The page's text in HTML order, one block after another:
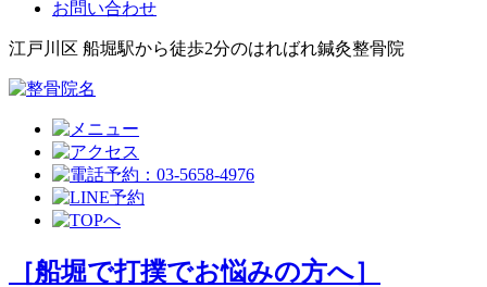
お問い合わせ
江戸川区 船堀駅から徒歩2分のはればれ鍼灸整骨院
［船堀で打撲でお悩みの方へ］